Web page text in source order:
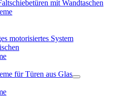
mit Wandtaschen
motorisiertes System
für Türen aus Glas